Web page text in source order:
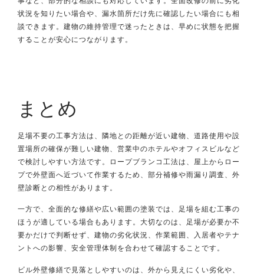
状況を知りたい場合や、漏水箇所だけ先に確認したい場合にも相
談できます。建物の維持管理で迷ったときは、早めに状態を把握
することが安心につながります。
まとめ
足場不要の工事方法は、隣地との距離が近い建物、道路使用や設
置場所の確保が難しい建物、営業中のホテルやオフィスビルなど
で検討しやすい方法です。ロープブランコ工法は、屋上からロー
プで外壁面へ近づいて作業するため、部分補修や雨漏り調査、外
壁診断との相性があります。
一方で、全面的な修繕や広い範囲の塗装では、足場を組む工事の
ほうが適している場合もあります。大切なのは、足場が必要か不
要かだけで判断せず、建物の劣化状況、作業範囲、入居者やテナ
ントへの影響、安全管理体制を合わせて確認することです。
ビル外壁修繕で見落としやすいのは、外から見えにくい劣化や、